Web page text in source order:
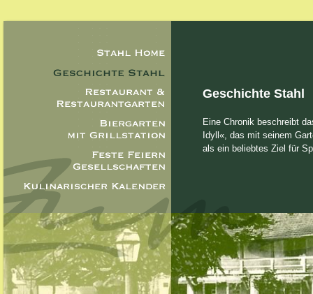
Geschichte Stahl
Eine Chronik beschreibt
Idyll«, das mit seinem
als ein beliebtes Ziel für